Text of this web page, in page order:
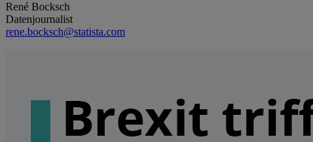
René Bocksch
Datenjournalist
rene.bocksch@statista.com